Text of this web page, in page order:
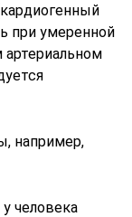
при умеренной
артериальном
например,
человека